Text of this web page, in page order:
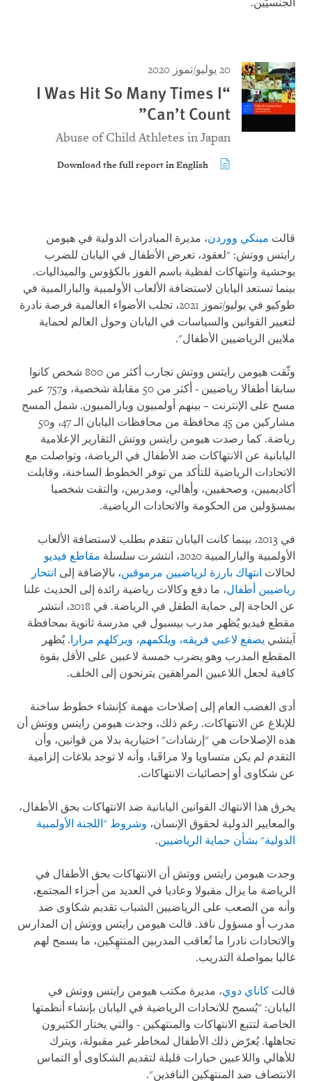
الجنسيَّين.
20 يوليو/تموز 2020
“I Was Hit So Many Times I
Can’t Count”
Abuse of Child Athletes in Japan
Download the full report in English
قالت مينكي ووردن، مديرة المبادرات الدولية في هيومن
رايتس ووتش: "لعقود، تعرض الأطفال في اليابان للضرب
بوحشية وانتهاكات لفظية باسم الفوز بالكؤوس والميداليات.
بينما تستعد اليابان لاستضافة الألعاب الأولمبية والبارالمبية في
طوكيو في يوليو/تموز 2021، تجلب الأضواء العالمية فرصة نادرة
لتغيير القوانين والسياسات في اليابان وحول العالم لحماية
ملايين الرياضيين الأطفال".
وثّقت هيومن رايتس ووتش تجارب أكثر من 800 شخص كانوا
سابقا أطفالا رياضيين - أكثر من 50 مقابلة شخصية، و757 عبر
مسح على الإنترنت – بينهم أولمبيون وبارالمبيون. شمل المسح
مشاركين من 45 محافظة من محافظات اليابان الـ 47، و50
رياضة. كما رصدت هيومن رايتس ووتش التقارير الإعلامية
اليابانية عن الانتهاكات ضد الأطفال في الرياضة، وتواصلت مع
الاتحادات الرياضية للتأكد من توفر الخطوط الساخنة، وقابلت
أكاديميين، وصحفيين، وأهالي، ومدربين، والتقت شخصيا
بمسؤولين من الحكومة والاتحادات الرياضية.
في 2013، بينما كانت اليابان تتقدم بطلب لاستضافة الألعاب
الأولمبية والبارالمبية 2020، انتشرت سلسلة
مقاطع فيديو
لحالات انتهاك بارزة لرياضيين مرموقين، بالإضافة إلى انتحار
رياضيين أطفال، ما دفع وكالات رياضية رائدة إلى الحديث علنا
عن الحاجة إلى حماية الطفل في الرياضة. في 2018، انتشر
مقطع فيديو يُظهر مدرب بيسبول في مدرسة ثانوية بمحافظة
آيتشي يصفع لاعبي فريقه، ويلكمهم، ويركلهم مرارا. يُظهر
المقطع المدرب وهو يضرب خمسة لاعبين على الأقل بقوة
كافية لجعل اللاعبين المراهقين يترنحون إلى الخلف.
أدى الغضب العام إلى إصلاحات مهمة كإنشاء خطوط ساخنة
للإبلاغ عن الانتهاكات. رغم ذلك، وجدت هيومن رايتس ووتش أن
هذه الإصلاحات هي "إرشادات" اختيارية بدلا من قوانين، وأن
التقدم لم يكن متساويا ولا مراقَبا، وأنه لا توجد بلاغات إلزامية
عن شكاوى أو إحصائيات الانتهاكات.
يخرق هذا الانتهاك القوانين اليابانية ضد الانتهاكات بحق الأطفال،
والمعايير الدولية لحقوق الإنسان، وشروط "اللجنة الأولمبية
الدولية" بشأن حماية الرياضيين.
وجدت هيومن رايتس ووتش أن الانتهاكات بحق الأطفال في
الرياضة ما يزال مقبولا وعاديا في العديد من أجزاء المجتمع،
وأنه من الصعب على الرياضيين الشباب تقديم شكاوى ضد
مدرب أو مسؤول نافذ. قالت هيومن رايتس ووتش إن المدارس
والاتحادات نادرا ما تُعاقب المدربين المنتهِكين، ما يسمح لهم
غالبا بمواصلة التدريب.
قالت كاناي دوي، مديرة مكتب هيومن رايتس ووتش في
اليابان: "يُسمح للاتحادات الرياضية في اليابان بإنشاء أنظمتها
الخاصة لتتبع الانتهاكات والمنتهكين - والتي يختار الكثيرون
تجاهلها. يُعرّض ذلك الأطفال لمخاطر غير مقبولة، ويترك
للأهالي واللاعبين خيارات قليلة لتقديم الشكاوى أو التماس
الانتصاف ضد المنتهكين النافذين".